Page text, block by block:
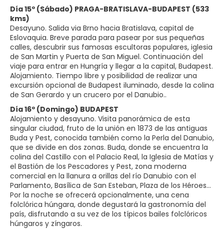
Día 15º (Sábado) PRAGA-BRATISLAVA-BUDAPEST (533
kms)
Desayuno. Salida via Brno hacia Bratislava, capital de
Eslovaquia. Breve parada para pasear por sus pequeñas
calles, descubrir sus famosas escultoras populares, iglesia
de San Martin y Puerta de San Miguel. Continuación del
viaje para entrar en Hungría y llegar a la capital, Budapest.
Alojamiento. Tiempo libre y posibilidad de realizar una
excursión opcional de Budapest iluminado, desde la colina
de San Gerardo y un crucero por el Danubio..
Día 16º (Domingo) BUDAPEST
Alojamiento y desayuno. Visita panorámica de esta
singular ciudad, fruto de la unión en 1873 de las antiguas
Buda y Pest, conocida también como la Perla del Danubio,
que se divide en dos zonas. Buda, donde se encuentra la
colina del Castillo con el Palacio Real, la Iglesia de Matías y
el Bastión de los Pescadores y Pest, zona moderna
comercial en la llanura a orillas del río Danubio con el
Parlamento, Basílica de San Esteban, Plaza de los Héroes…
Por la noche se ofrecerá opcionalmente, una cena
folclórica húngara, donde degustará la gastronomía del
país, disfrutando a su vez de los típicos bailes folclóricos
húngaros y zíngaros.